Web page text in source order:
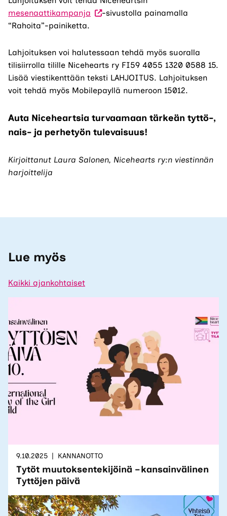
mesenaattikampanja (Vieraile
Linkki
avautuu
uuteen
välilehteen.)
-sivustolla painamalla
“Rahoita”-painiketta.
Lahjoituksen voi halutessaan tehdä myös suoralla
tilisiirrolla tilille Nicehearts ry FI59 4055 1320 0588 15.
Lisää viestikenttään teksti LAHJOITUS. Lahjoituksen
voit tehdä myös Mobilepayllä numeroon 15012.
Auta Niceheartsia turvaamaan tärkeän tyttö-,
nais- ja perhetyön tulevaisuus!
Kirjoittanut Laura Salonen, Nicehearts ry:n viestinnän
harjoittelija
Lue myös
Kaikki ajankohtaiset
9.10.2025 KANNANOTTO
Tytöt muutoksentekijöinä – kansainvälinen
Tyttöjen päivä